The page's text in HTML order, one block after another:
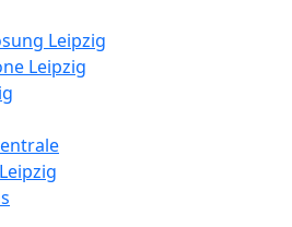
Leipzig
Leipzig